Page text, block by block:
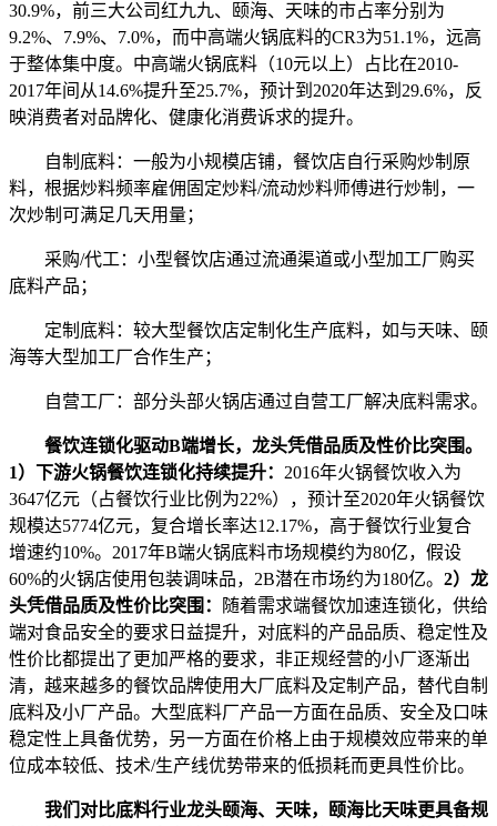
30.9%，前三大公司红九九、颐海、天味的市占率分别为
9.2%、7.9%、7.0%，而中高端火锅底料的CR3为51.1%，远高
于整体集中度。中高端火锅底料（10元以上）占比在2010-
2017年间从14.6%提升至25.7%，预计到2020年达到29.6%，反
映消费者对品牌化、健康化消费诉求的提升。
自制底料：一般为小规模店铺，餐饮店自行采购炒制原
料，根据炒料频率雇佣固定炒料/流动炒料师傅进行炒制，一
次炒制可满足几天用量；
采购/代工：小型餐饮店通过流通渠道或小型加工厂购买
底料产品；
定制底料：较大型餐饮店定制化生产底料，如与天味、颐
海等大型加工厂合作生产；
自营工厂：部分头部火锅店通过自营工厂解决底料需求。
餐饮连锁化驱动B端增长，龙头凭借品质及性价比突围。
1）下游火锅餐饮连锁化持续提升： 2016年火锅餐饮收入为
3647亿元（占餐饮行业比例为22%），预计至2020年火锅餐饮
规模达5774亿元，复合增长率达12.17%，高于餐饮行业复合
增速约10%。2017年B端火锅底料市场规模约为80亿，假设
60%的火锅店使用包装调味品，2B潜在市场约为180亿。 2）龙
头凭借品质及性价比突围：
随着需求端餐饮加速连锁化，供给
端对食品安全的要求日益提升，对底料的产品品质、稳定性及
性价比都提出了更加严格的要求，非正规经营的小厂逐渐出
清，越来越多的餐饮品牌使用大厂底料及定制产品，替代自制
底料及小厂产品。大型底料厂产品一方面在品质、安全及口味
稳定性上具备优势，另一方面在价格上由于规模效应带来的单
位成本较低、技术/生产线优势带来的低损耗而更具性价比。
我们对比底料行业龙头颐海、天味，颐海比天味更具备规